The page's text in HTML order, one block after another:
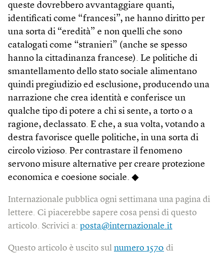
queste dovrebbero avvantaggiare quanti,
identificati come “francesi”, ne hanno diritto per
una sorta di “eredità” e non quelli che sono
catalogati come “stranieri” (anche se spesso
hanno la cittadinanza francese). Le politiche di
smantellamento dello stato sociale alimentano
quindi pregiudizio ed esclusione, producendo una
narrazione che crea identità e conferisce un
qualche tipo di potere a chi si sente, a torto o a
ragione, declassato. E che, a sua volta, votando a
destra favorisce quelle politiche, in una sorta di
circolo vizioso. Per contrastare il fenomeno
servono misure alternative per creare protezione
economica e coesione sociale. ◆
Internazionale pubblica ogni settimana una pagina di
lettere. Ci piacerebbe sapere cosa pensi di questo
articolo. Scrivici a: posta@internazionale.it
Questo articolo è uscito sul numero 1570 di